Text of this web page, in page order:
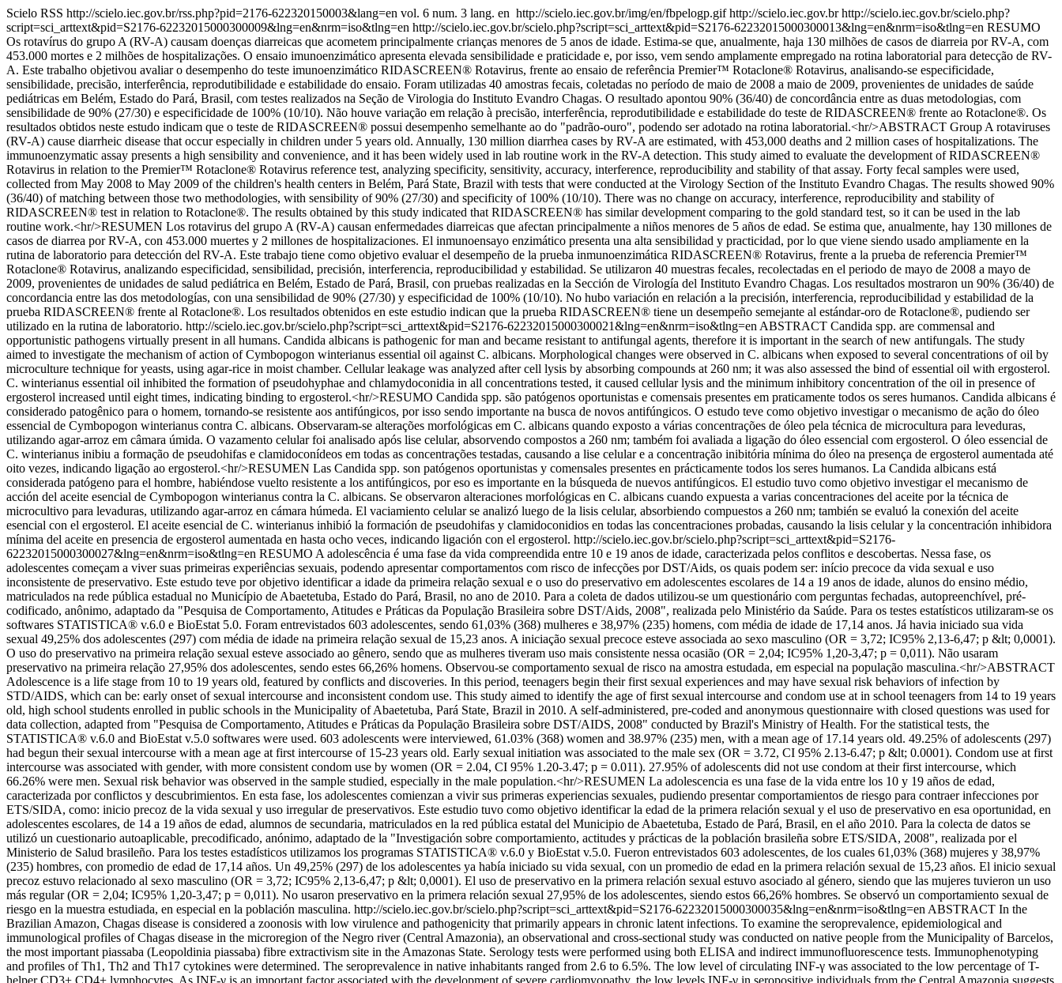
Scielo RSS http://scielo.iec.gov.br/rss.php?pid=2176-622320150003&lang=en vol. 6 num. 3 lang. en http://scielo.iec.gov.br/img/en/fbpelogp.gif http://scielo.iec.gov.brhttp://scielo.iec.gov.br/scielo.php?
script=sci_arttext&pid=S2176-62232015000300009&lng=en&nrm=iso&tlng=en http://scielo.iec.gov.br/scielo.php?script=sci_arttext&pid=S2176-62232015000300013&lng=en&nrm=iso&tlng=en RESUMO
Os rotavírus do grupo A (RV-A) causam doenças diarreicas que acometem principalmente crianças menores de 5 anos de idade. Estima-se que, anualmente, haja 130 milhões de casos de diarreia por RV-A, com
453.000 mortes e 2 milhões de hospitalizações. O ensaio imunoenzimático apresenta elevada sensibilidade e praticidade e, por isso, vem sendo amplamente empregado na rotina laboratorial para detecção de RV-
A. Este trabalho objetivou avaliar o desempenho do teste imunoenzimático RIDASCREEN® Rotavirus, frente ao ensaio de referência Premier™ Rotaclone® Rotavirus, analisando-se especificidade,
sensibilidade, precisão, interferência, reprodutibilidade e estabilidade do ensaio. Foram utilizadas 40 amostras fecais, coletadas no período de maio de 2008 a maio de 2009, provenientes de unidades de saúde
pediátricas em Belém, Estado do Pará, Brasil, com testes realizados na Seção de Virologia do Instituto Evandro Chagas. O resultado apontou 90% (36/40) de concordância entre as duas metodologias, com
sensibilidade de 90% (27/30) e especificidade de 100% (10/10). Não houve variação em relação à precisão, interferência, reprodutibilidade e estabilidade do teste de RIDASCREEN® frente ao Rotaclone®. Os
resultados obtidos neste estudo indicam que o teste de RIDASCREEN® possui desempenho semelhante ao do "padrão-ouro", podendo ser adotado na rotina laboratorial.<hr/>ABSTRACT Group A rotaviruses
(RV-A) cause diarrheic disease that occur especially in children under 5 years old. Annually, 130 million diarrhea cases by RV-A are estimated, with 453,000 deaths and 2 million cases of hospitalizations. The
immunoenzymatic assay presents a high sensibility and convenience, and it has been widely used in lab routine work in the RV-A detection. This study aimed to evaluate the development of RIDASCREEN®
Rotavirus in relation to the Premier™ Rotaclone® Rotavirus reference test, analyzing specificity, sensitivity, accuracy, interference, reproducibility and stability of that assay. Forty fecal samples were used,
collected from May 2008 to May 2009 of the children's health centers in Belém, Pará State, Brazil with tests that were conducted at the Virology Section of the Instituto Evandro Chagas. The results showed 90%
(36/40) of matching between those two methodologies, with sensibility of 90% (27/30) and specificity of 100% (10/10). There was no change on accuracy, interference, reproducibility and stability of
RIDASCREEN® test in relation to Rotaclone®. The results obtained by this study indicated that RIDASCREEN® has similar development comparing to the gold standard test, so it can be used in the lab
routine work.<hr/>RESUMEN Los rotavirus del grupo A (RV-A) causan enfermedades diarreicas que afectan principalmente a niños menores de 5 años de edad. Se estima que, anualmente, hay 130 millones de
casos de diarrea por RV-A, con 453.000 muertes y 2 millones de hospitalizaciones. El inmunoensayo enzimático presenta una alta sensibilidad y practicidad, por lo que viene siendo usado ampliamente en la
rutina de laboratorio para detección del RV-A. Este trabajo tiene como objetivo evaluar el desempeño de la prueba inmunoenzimática RIDASCREEN® Rotavirus, frente a la prueba de referencia Premier™
Rotaclone® Rotavirus, analizando especificidad, sensibilidad, precisión, interferencia, reproducibilidad y estabilidad. Se utilizaron 40 muestras fecales, recolectadas en el periodo de mayo de 2008 a mayo de
2009, provenientes de unidades de salud pediátrica en Belém, Estado de Pará, Brasil, con pruebas realizadas en la Sección de Virología del Instituto Evandro Chagas. Los resultados mostraron un 90% (36/40) de
concordancia entre las dos metodologías, con una sensibilidad de 90% (27/30) y especificidad de 100% (10/10). No hubo variación en relación a la precisión, interferencia, reproducibilidad y estabilidad de la
prueba RIDASCREEN® frente al Rotaclone®. Los resultados obtenidos en este estudio indican que la prueba RIDASCREEN® tiene un desempeño semejante al estándar-oro de Rotaclone®, pudiendo ser
utilizado en la rutina de laboratorio. http://scielo.iec.gov.br/scielo.php?script=sci_arttext&pid=S2176-62232015000300021&lng=en&nrm=iso&tlng=en ABSTRACT Candida spp. are commensal and
opportunistic pathogens virtually present in all humans. Candida albicans is pathogenic for man and became resistant to antifungal agents, therefore it is important in the search of new antifungals. The study
aimed to investigate the mechanism of action of Cymbopogon winterianus essential oil against C. albicans. Morphological changes were observed in C. albicans when exposed to several concentrations of oil by
microculture technique for yeasts, using agar-rice in moist chamber. Cellular leakage was analyzed after cell lysis by absorbing compounds at 260 nm; it was also assessed the bind of essential oil with ergosterol.
C. winterianus essential oil inhibited the formation of pseudohyphae and chlamydoconidia in all concentrations tested, it caused cellular lysis and the minimum inhibitory concentration of the oil in presence of
ergosterol increased until eight times, indicating binding to ergosterol.<hr/>RESUMO Candida spp. são patógenos oportunistas e comensais presentes em praticamente todos os seres humanos. Candida albicans é
considerado patogênico para o homem, tornando-se resistente aos antifúngicos, por isso sendo importante na busca de novos antifúngicos. O estudo teve como objetivo investigar o mecanismo de ação do óleo
essencial de Cymbopogon winterianus contra C. albicans. Observaram-se alterações morfológicas em C. albicans quando exposto a várias concentrações de óleo pela técnica de microcultura para leveduras,
utilizando agar-arroz em câmara úmida. O vazamento celular foi analisado após lise celular, absorvendo compostos a 260 nm; também foi avaliada a ligação do óleo essencial com ergosterol. O óleo essencial de
C. winterianus inibiu a formação de pseudohifas e clamidoconídeos em todas as concentrações testadas, causando a lise celular e a concentração inibitória mínima do óleo na presença de ergosterol aumentada até
oito vezes, indicando ligação ao ergosterol.<hr/>RESUMEN Las Candida spp. son patógenos oportunistas y comensales presentes en prácticamente todos los seres humanos. La Candida albicans está
considerada patógeno para el hombre, habiéndose vuelto resistente a los antifúngicos, por eso es importante en la búsqueda de nuevos antifúngicos. El estudio tuvo como objetivo investigar el mecanismo de
acción del aceite esencial de Cymbopogon winterianus contra la C. albicans. Se observaron alteraciones morfológicas en C. albicans cuando expuesta a varias concentraciones del aceite por la técnica de
microcultivo para levaduras, utilizando agar-arroz en cámara húmeda. El vaciamiento celular se analizó luego de la lisis celular, absorbiendo compuestos a 260 nm; también se evaluó la conexión del aceite
esencial con el ergosterol. El aceite esencial de C. winterianus inhibió la formación de pseudohifas y clamidoconidios en todas las concentraciones probadas, causando la lisis celular y la concentración inhibidora
mínima del aceite en presencia de ergosterol aumentada en hasta ocho veces, indicando ligación con el ergosterol. http://scielo.iec.gov.br/scielo.php?script=sci_arttext&pid=S2176-
62232015000300027&lng=en&nrm=iso&tlng=en RESUMO A adolescência é uma fase da vida compreendida entre 10 e 19 anos de idade, caracterizada pelos conflitos e descobertas. Nessa fase, os
adolescentes começam a viver suas primeiras experiências sexuais, podendo apresentar comportamentos com risco de infecções por DST/Aids, os quais podem ser: início precoce da vida sexual e uso
inconsistente de preservativo. Este estudo teve por objetivo identificar a idade da primeira relação sexual e o uso do preservativo em adolescentes escolares de 14 a 19 anos de idade, alunos do ensino médio,
matriculados na rede pública estadual no Município de Abaetetuba, Estado do Pará, Brasil, no ano de 2010. Para a coleta de dados utilizou-se um questionário com perguntas fechadas, autopreenchível, pré-
codificado, anônimo, adaptado da "Pesquisa de Comportamento, Atitudes e Práticas da População Brasileira sobre DST/Aids, 2008", realizada pelo Ministério da Saúde. Para os testes estatísticos utilizaram-se os
softwares STATISTICA® v.6.0 e BioEstat 5.0. Foram entrevistados 603 adolescentes, sendo 61,03% (368) mulheres e 38,97% (235) homens, com média de idade de 17,14 anos. Já havia iniciado sua vida
sexual 49,25% dos adolescentes (297) com média de idade na primeira relação sexual de 15,23 anos. A iniciação sexual precoce esteve associada ao sexo masculino (OR = 3,72; IC95% 2,13-6,47; p &lt; 0,0001).
O uso do preservativo na primeira relação sexual esteve associado ao gênero, sendo que as mulheres tiveram uso mais consistente nessa ocasião (OR = 2,04; IC95% 1,20-3,47; p = 0,011). Não usaram
preservativo na primeira relação 27,95% dos adolescentes, sendo estes 66,26% homens. Observou-se comportamento sexual de risco na amostra estudada, em especial na população masculina.<hr/>ABSTRACT
Adolescence is a life stage from 10 to 19 years old, featured by conflicts and discoveries. In this period, teenagers begin their first sexual experiences and may have sexual risk behaviors of infection by
STD/AIDS, which can be: early onset of sexual intercourse and inconsistent condom use. This study aimed to identify the age of first sexual intercourse and condom use at in school teenagers from 14 to 19 years
old, high school students enrolled in public schools in the Municipality of Abaetetuba, Pará State, Brazil in 2010. A self-administered, pre-coded and anonymous questionnaire with closed questions was used for
data collection, adapted from "Pesquisa de Comportamento, Atitudes e Práticas da População Brasileira sobre DST/AIDS, 2008" conducted by Brazil's Ministry of Health. For the statistical tests, the
STATISTICA® v.6.0 and BioEstat v.5.0 softwares were used. 603 adolescents were interviewed, 61.03% (368) women and 38.97% (235) men, with a mean age of 17.14 years old. 49.25% of adolescents (297)
had begun their sexual intercourse with a mean age at first intercourse of 15-23 years old. Early sexual initiation was associated to the male sex (OR = 3.72, CI 95% 2.13-6.47; p &lt; 0.0001). Condom use at first
intercourse was associated with gender, with more consistent condom use by women (OR = 2.04, CI 95% 1.20-3.47; p = 0.011). 27.95% of adolescents did not use condom at their first intercourse, which
66.26% were men. Sexual risk behavior was observed in the sample studied, especially in the male population.<hr/>RESUMEN La adolescencia es una fase de la vida entre los 10 y 19 años de edad,
caracterizada por conflictos y descubrimientos. En esta fase, los adolescentes comienzan a vivir sus primeras experiencias sexuales, pudiendo presentar comportamientos de riesgo para contraer infecciones por
ETS/SIDA, como: inicio precoz de la vida sexual y uso irregular de preservativos. Este estudio tuvo como objetivo identificar la edad de la primera relación sexual y el uso de preservativo en esa oportunidad, en
adolescentes escolares, de 14 a 19 años de edad, alumnos de secundaria, matriculados en la red pública estatal del Municipio de Abaetetuba, Estado de Pará, Brasil, en el año 2010. Para la colecta de datos se
utilizó un cuestionario autoaplicable, precodificado, anónimo, adaptado de la "Investigación sobre comportamiento, actitudes y prácticas de la población brasileña sobre ETS/SIDA, 2008", realizada por el
Ministerio de Salud brasileño. Para los testes estadísticos utilizamos los programas STATISTICA® v.6.0 y BioEstat v.5.0. Fueron entrevistados 603 adolescentes, de los cuales 61,03% (368) mujeres y 38,97%
(235) hombres, con promedio de edad de 17,14 años. Un 49,25% (297) de los adolescentes ya había iniciado su vida sexual, con un promedio de edad en la primera relación sexual de 15,23 años. El inicio sexual
precoz estuvo relacionado al sexo masculino (OR = 3,72; IC95% 2,13-6,47; p &lt; 0,0001). El uso de preservativo en la primera relación sexual estuvo asociado al género, siendo que las mujeres tuvieron un uso
más regular (OR = 2,04; IC95% 1,20-3,47; p = 0,011). No usaron preservativo en la primera relación sexual 27,95% de los adolescentes, siendo estos 66,26% hombres. Se observó un comportamiento sexual de
riesgo en la muestra estudiada, en especial en la población masculina. http://scielo.iec.gov.br/scielo.php?script=sci_arttext&pid=S2176-62232015000300035&lng=en&nrm=iso&tlng=en ABSTRACT In the
Brazilian Amazon, Chagas disease is considered a zoonosis with low virulence and pathogenicity that primarily appears in chronic latent infections. To examine the seroprevalence, epidemiological and
immunological profiles of Chagas disease in the microregion of the Negro river (Central Amazonia), an observational and cross-sectional study was conducted on native people from the Municipality of Barcelos,
the most important piassaba (Leopoldinia piassaba) fibre extractivism site in the Amazonas State. Serology tests were performed using both ELISA and indirect immunofluorescence tests. Immunophenotyping
and profiles of Th1, Th2 and Th17 cytokines were determined. The seroprevalence in native inhabitants ranged from 2.6 to 6.5%. The low level of circulating INF-γ was associated to the low percentage of T-
helper CD3+ CD4+ lymphocytes. As INF-γ is an important factor associated with the development of severe cardiomyopathy, the low levels INF-γ in seropositive individuals from the Central Amazonia suggests